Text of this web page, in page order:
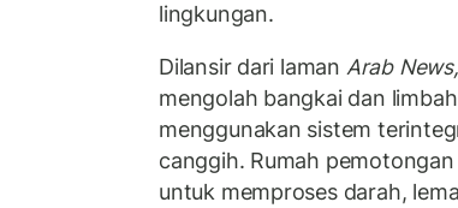
lingkungan.
Dilansir dari laman Arab
mengolah bangkai dan
menggunakan sistem
canggih. Rumah
untuk memproses darah,